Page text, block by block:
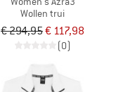
Wollen trui
€ 294,95€ 117,98
(0)